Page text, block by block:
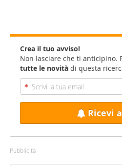
Crea il tuo avviso!
Non lasciare che ti anticipino.
tutte le novità di questa
Ricevi
Pubblicità